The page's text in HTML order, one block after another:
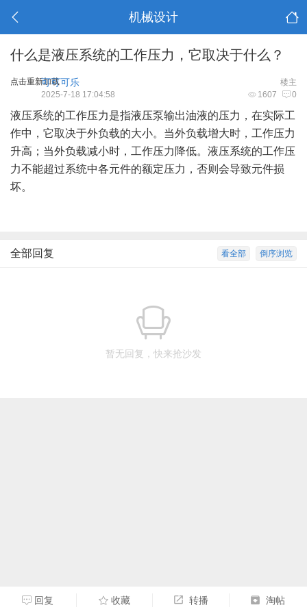
机械设计
什么是液压系统的工作压力，它取决于什么？
点击重新加载 楼主
可可可乐
1607 0
2025-7-18 17:04:58
液压系统的工作压力是指液压泵输出油液的压力，在实际工
作中，它取决于外负载的大小。当外负载增大时，工作压力
升高；当外负载减小时，工作压力降低。液压系统的工作压
力不能超过系统中各元件的额定压力，否则会导致元件损
坏。
倒序浏览
看全部
全部回复
暂无回复，快来抢沙发
回复 收藏 转播 淘帖